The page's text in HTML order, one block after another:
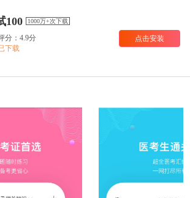
100 1000万+次下载
分：4.9分
下载
点击安装